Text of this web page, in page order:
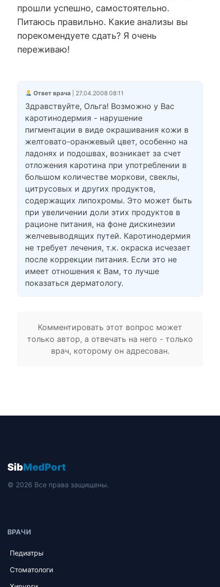
прошли успешно, самостоятельно.
Питаюсь правильно. Какие анализы вы
порекомендуете сдать? Я очень
переживаю!
Ответ врача| 27.04.2008 08:11
Здравствуйте, Ольга! Возможно у Вас
каротинодермия - нарушение
пигментации в виде окрашивания кожи в
желтовато-оранжевый цвет, особенно на
ладонях и подошвах, возникает за счет
отложения каротина при употреблении в
большом количестве моркови, свеклы,
цитрусовых и других продуктов,
содержащих липохромы. Это может быть
при увеличении доли этих продуктов в
рационе питания, на фоне дискинезии
желчевыводящих путей. Каротинодермия
не требует лечения, т.к. окраска исчезает
после коррекции питания. Если это не
имеет отношения к Вам, то лучше
показаться дерматологу.
Комментировать этот вопрос может
только автор, а отвечать на него - только
врач, которому он адресован.
SibMedPort
© 2026 Все права защищены.
ВРАЧИ
Педиатры
Стоматологи